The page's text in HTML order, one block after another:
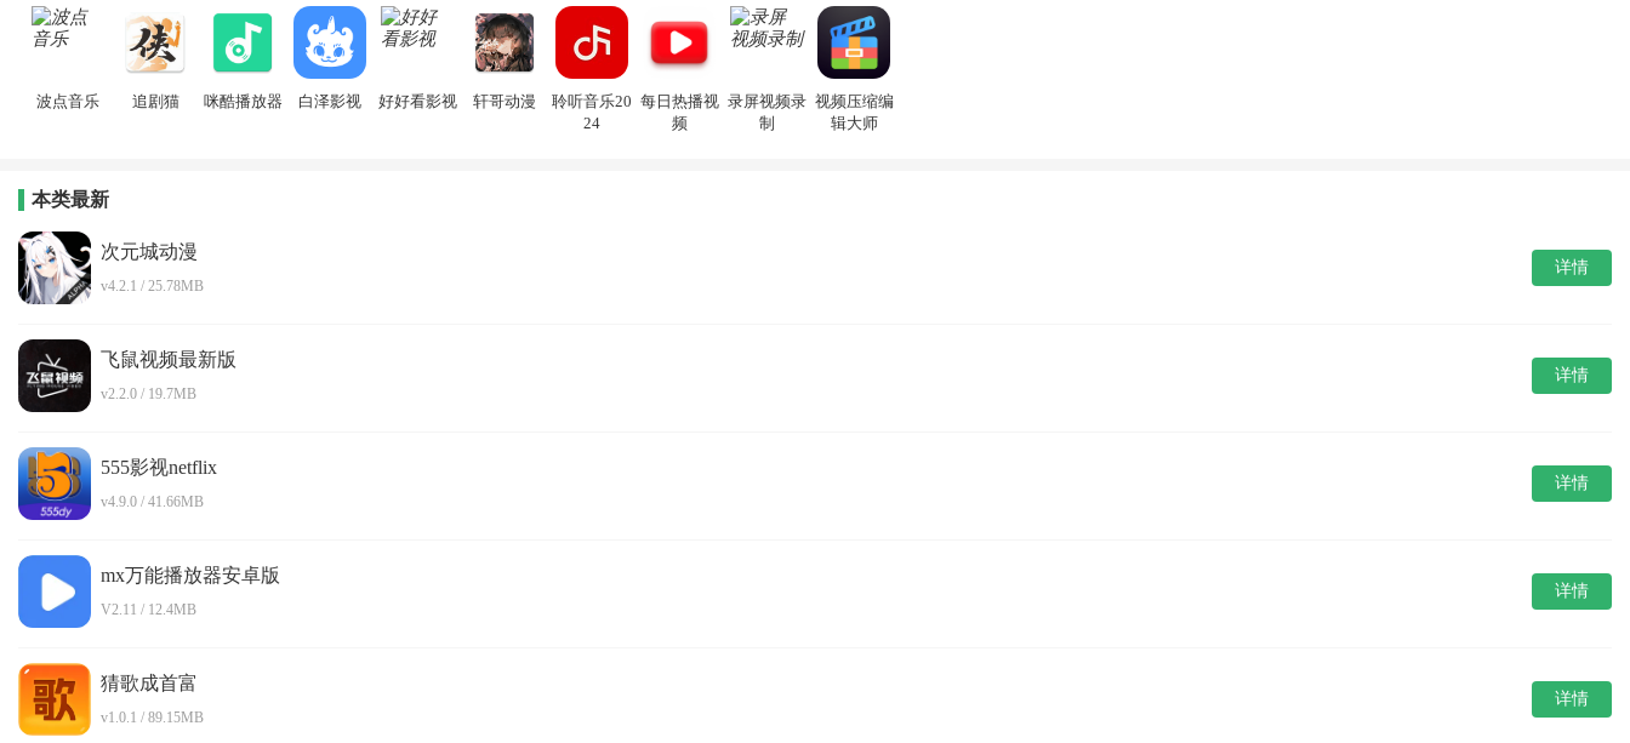
波点音乐 追剧猫 咪酷播放器 白泽影视 好好看影视 轩哥动漫
聆听音乐20
24
每日热播视
频
录屏视频录
制
视频压缩编
辑大师
本类最新
次元城动漫
v4.2.1 / 25.78MB
详情
飞鼠视频最新版
v2.2.0 / 19.7MB
详情
555影视netflix
v4.9.0 / 41.66MB
详情
mx万能播放器安卓版
V2.11 / 12.4MB
详情
猜歌成首富
v1.0.1 / 89.15MB
详情